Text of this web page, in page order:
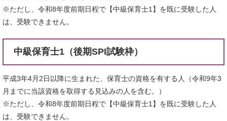
※ただし、令和8年度前期日程で【中級保育士1】を既に受験した人
は、受験できません。
中級保育士1（後期SPI試験枠）
平成3年4月2日以降に生まれた、保育士の資格を有する人（令和9年3
月までに当該資格を取得する見込みの人を含む。）
※ただし、令和8年度前期日程で【中級保育士1】を既に受験した人
は、受験できません。